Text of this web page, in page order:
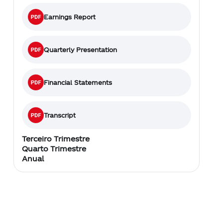
Earnings Report
Quarterly Presentation
Financial Statements
Transcript
Terceiro Trimestre
Quarto Trimestre
Anual